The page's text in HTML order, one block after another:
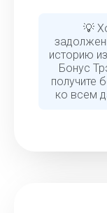
💡
историю
Бонус
получите
ко всем